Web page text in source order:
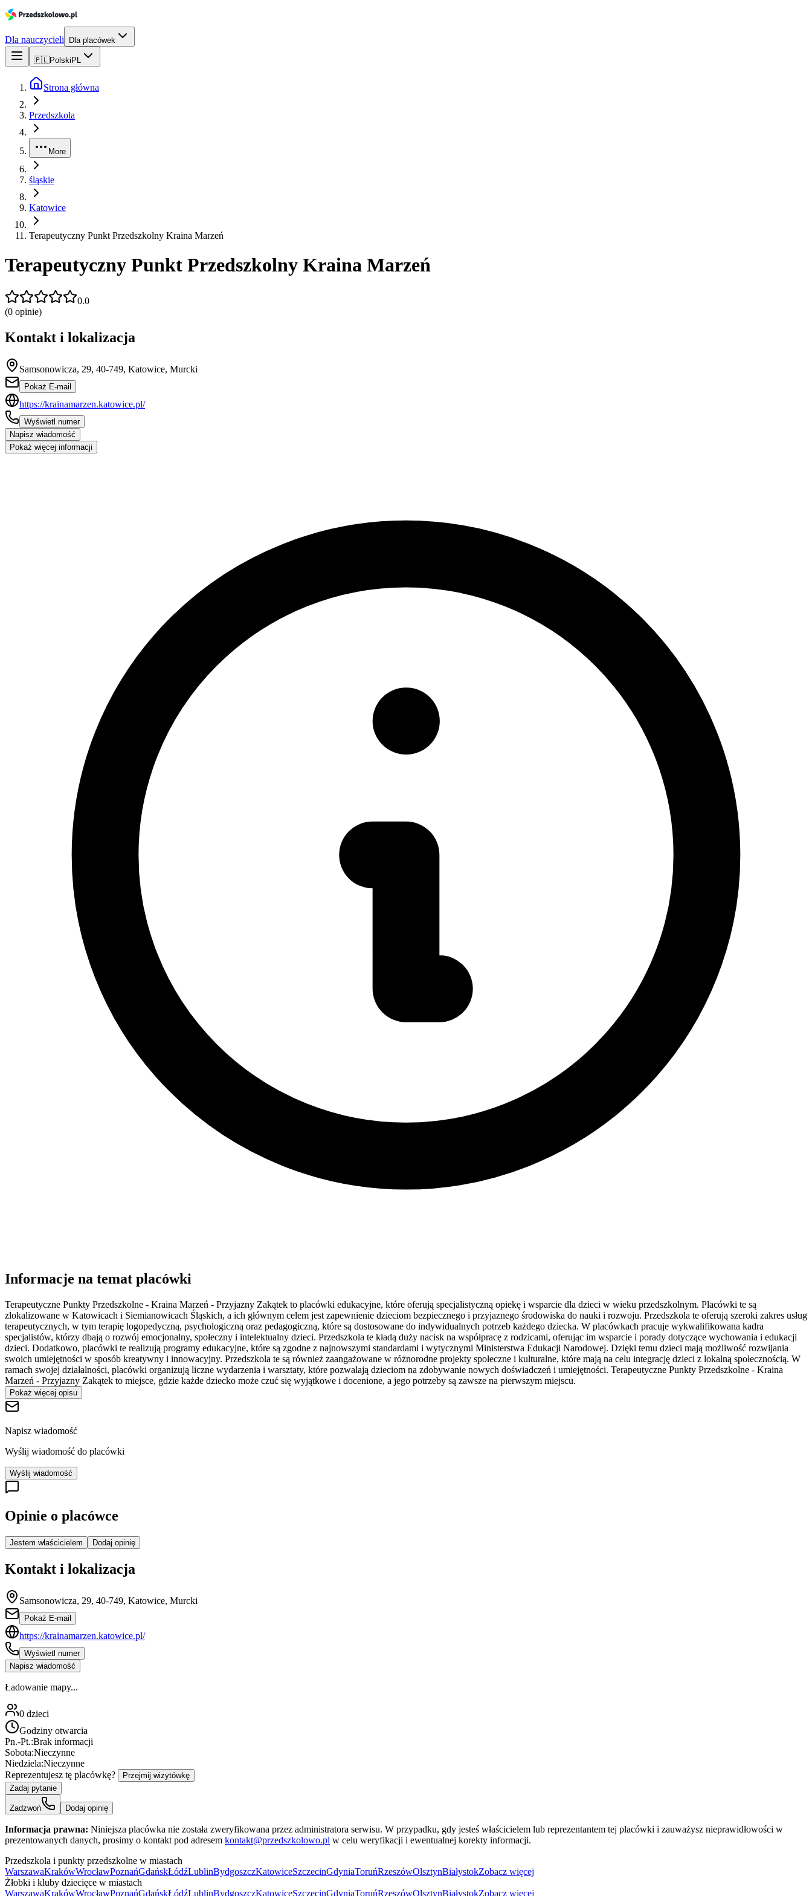
Dla nauczycieli Dla placówek
🇵🇱Polski PL
Strona główna
Przedszkola
More
śląskie
Katowice
Terapeutyczny Punkt Przedszkolny Kraina Marzeń
Terapeutyczny Punkt Przedszkolny Kraina Marzeń
0.0
(0 opinie)
Kontakt i lokalizacja
Samsonowicza, 29, 40-749, Katowice, Murcki
Pokaż E-mail
https://krainamarzen.katowice.pl/
Wyświetl numer
Napisz wiadomość
Pokaż więcej informacji
Informacje na temat placówki
Terapeutyczne Punkty Przedszkolne - Kraina Marzeń - Przyjazny Zakątek to placówki edukacyjne, które oferują specjalistyczną opiekę i wsparcie dla dzieci w wieku przedszkolnym. Placówki te są
zlokalizowane w Katowicach i Siemianowicach Śląskich, a ich głównym celem jest zapewnienie dzieciom bezpiecznego i przyjaznego środowiska do nauki i rozwoju. Przedszkola te oferują szeroki zakres usług
terapeutycznych, w tym terapię logopedyczną, psychologiczną oraz pedagogiczną, które są dostosowane do indywidualnych potrzeb każdego dziecka. W placówkach pracuje wykwalifikowana kadra
specjalistów, którzy dbają o rozwój emocjonalny, społeczny i intelektualny dzieci. Przedszkola te kładą duży nacisk na współpracę z rodzicami, oferując im wsparcie i porady dotyczące wychowania i edukacji
dzieci. Dodatkowo, placówki te realizują programy edukacyjne, które są zgodne z najnowszymi standardami i wytycznymi Ministerstwa Edukacji Narodowej. Dzięki temu dzieci mają możliwość rozwijania
swoich umiejętności w sposób kreatywny i innowacyjny. Przedszkola te są również zaangażowane w różnorodne projekty społeczne i kulturalne, które mają na celu integrację dzieci z lokalną społecznością. W
ramach swojej działalności, placówki organizują liczne wydarzenia i warsztaty, które pozwalają dzieciom na zdobywanie nowych doświadczeń i umiejętności. Terapeutyczne Punkty Przedszkolne - Kraina
Marzeń - Przyjazny Zakątek to miejsce, gdzie każde dziecko może czuć się wyjątkowe i docenione, a jego potrzeby są zawsze na pierwszym miejscu.
Pokaż więcej opisu
Napisz wiadomość
Wyślij wiadomość do placówki
Wyślij wiadomość
Opinie o placówce
Jestem właścicielem Dodaj opinię
Kontakt i lokalizacja
Samsonowicza, 29, 40-749, Katowice, Murcki
Pokaż E-mail
https://krainamarzen.katowice.pl/
Wyświetl numer
Napisz wiadomość
Ładowanie mapy...
0 dzieci
Godziny otwarcia
Pn.-Pt.:Brak informacji
Sobota:Nieczynne
Niedziela:Nieczynne
Reprezentujesz tę placówkę?
Przejmij wizytówkę
Zadaj pytanie
Zadzwoń Dodaj opinię
Informacja prawna: Niniejsza placówka nie została zweryfikowana przez administratora serwisu. W przypadku, gdy jesteś właścicielem lub reprezentantem tej placówki i zauważysz nieprawidłowości w
prezentowanych danych, prosimy o kontakt pod adresem kontakt@przedszkolowo.pl w celu weryfikacji i ewentualnej korekty informacji.
Przedszkola i punkty przedszkolne w miastach
WarszawaKrakówWrocławPoznańGdańskŁódźLublinBydgoszczKatowiceSzczecinGdyniaToruńRzeszówOlsztynBiałystokZobacz więcej
Żłobki i kluby dziecięce w miastach
WarszawaKrakówWrocławPoznańGdańskŁódźLublinBydgoszczKatowiceSzczecinGdyniaToruńRzeszówOlsztynBiałystokZobacz więcej